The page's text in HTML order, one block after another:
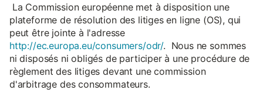
La Commission européenne met à disposition une
plateforme de résolution des litiges en ligne (OS), qui
peut être jointe à l'adresse
http://ec.europa.eu/consumers/odr/. Nous ne sommes
ni disposés ni obligés de participer à une procédure de
règlement des litiges devant une commission
d'arbitrage des consommateurs.